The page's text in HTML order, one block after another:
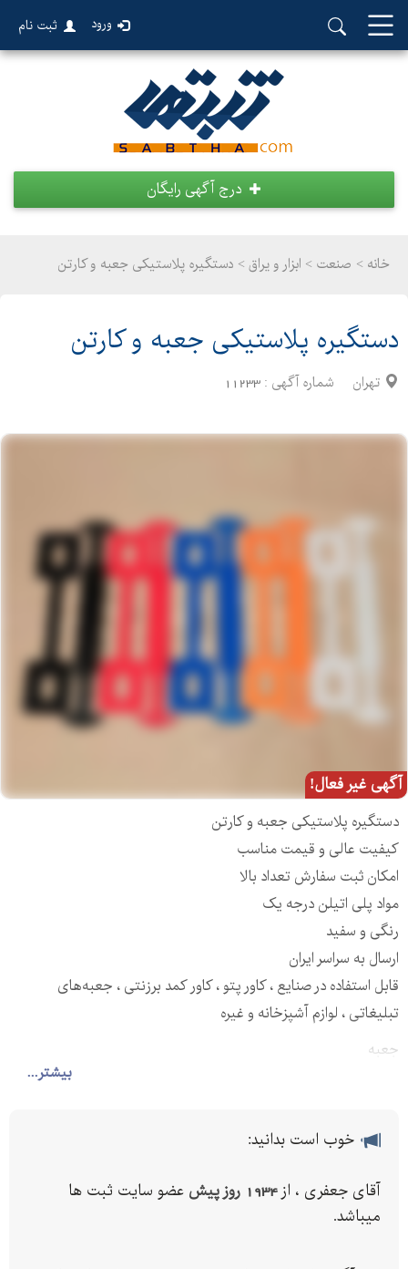
ورود ثبت نام
درج آگهی رایگان
خانه > صنعت > ابزار و یراق > دستگیره پلاستیکی جعبه و کارتن
دستگیره پلاستیکی جعبه و کارتن
تهران شماره آگهی : 11233
آگهی غیر فعال!
بیشتر...
دستگیره پلاستیکی جعبه و کارتن
کیفیت عالی و قیمت مناسب
امکان ثبت سفارش تعداد بالا
مواد پلی اتیلن درجه یک
رنگی و سفید
ارسال به سراسر ایران
قابل استفاده در صنایع ، کاور پتو ، کاور کمد برزنتی ، جعبه‌های
تبلیغاتی ، لوازم آشپزخانه و غیره
جعبه
دستگیره پلاستیکی
دستگیره کارتن سرویس
دستگیره پلاستیکی کارتن
خوب است بدانید:
آقای جعفری ، از 1934 روز پیش
عضو سایت ثبت ها
میباشد.